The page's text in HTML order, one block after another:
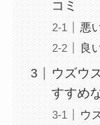
コミ
悪
良
ウズウ
すすめ
ウ